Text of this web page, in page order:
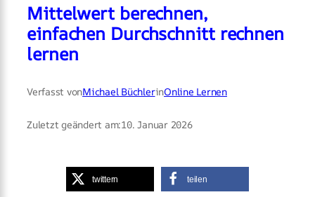
Mittelwert berechnen,
einfachen Durchschnitt rechnen
lernen
Verfasst vonMichael BüchlerinOnline Lernen
Zuletzt geändert am:10. Januar 2026
twittern teilen